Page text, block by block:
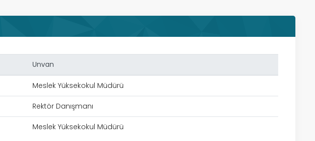
Unvan
Meslek Yüksekokul Müdürü
Rektör Danışmanı
Meslek Yüksekokul Müdürü